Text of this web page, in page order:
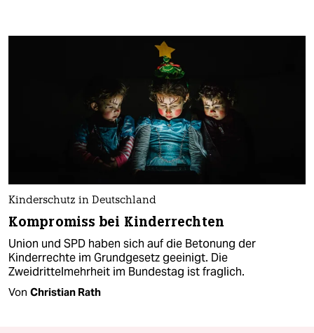
Kinderschutz in Deutschland
Kompromiss bei Kinderrechten
Union und SPD haben sich auf die Betonung der
Kinderrechte im Grundgesetz geeinigt. Die
Zweidrittelmehrheit im Bundestag ist fraglich.
Von Christian Rath